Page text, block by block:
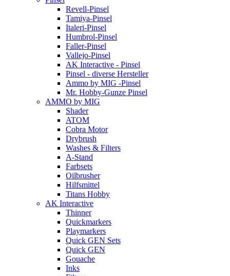
Revell-Pinsel
Tamiya-Pinsel
Italeri-Pinsel
Humbrol-Pinsel
Faller-Pinsel
Vallejo-Pinsel
AK Interactive - Pinsel
Pinsel - diverse Hersteller
Ammo by MIG -Pinsel
Mr. Hobby-Gunze Pinsel
AMMO by MIG
Shader
ATOM
Cobra Motor
Drybrush
Washes & Filters
A-Stand
Farbsets
Oilbrusher
Hilfsmittel
Titans Hobby
AK Interactive
Thinner
Quickmarkers
Playmarkers
Quick GEN Sets
Quick GEN
Gouache
Inks